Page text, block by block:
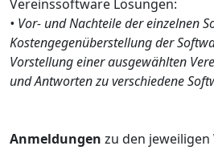
Vereinssoftware Lösungen:
• Vor- und Nachteile der einzelnen
Kostengegenüberstellung der
Vorstellung einer ausgewählten
und Antworten zu verschiedene
Anmeldungen zu den